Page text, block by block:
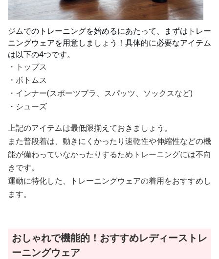
ジムでのトレーニングを始めるにあたって、まずはトレー
ニングウェアを用意しましょう！具体的に必要なアイテム
は以下の4つです。
・トップス
・ボトムス
・インナー(スポーツブラ、スパッツ、ソックスなど)
・シューズ
上記のアイテムは最低限揃えておきましょう。
また普段着は、動きにくかったり速乾性や伸縮性などの機
能が備わっていなかったりするためトレーニングには不向
きです。
運動に特化した、トレーニングウェアの着用をおすすめし
ます。
おしゃれで機能的！おすすめレディーストレ
ーニングウェア